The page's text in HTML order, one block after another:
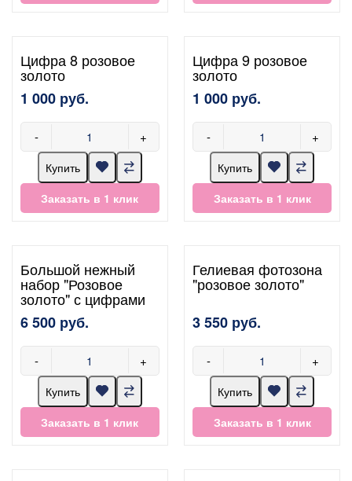
Цифра 8 розовое
золото
1 000 руб.
- +
Купить
Заказать в 1 клик
Цифра 9 розовое
золото
1 000 руб.
- +
Купить
Заказать в 1 клик
Большой нежный
набор "Розовое
золото" с цифрами
6 500 руб.
- +
Купить
Заказать в 1 клик
Гелиевая фотозона
"розовое золото"
3 550 руб.
- +
Купить
Заказать в 1 клик